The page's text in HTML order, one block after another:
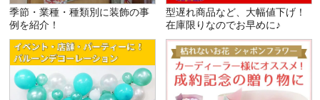
季節・業種・種類別に装飾の事
例を紹介！
型遅れ商品など、大幅値下げ！
在庫限りなのでお早めに♪